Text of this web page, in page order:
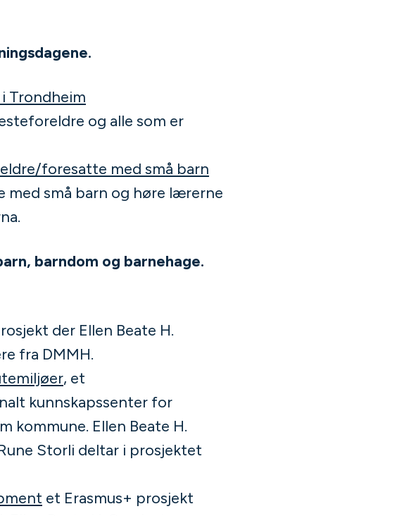
Trondheim
og alle som er
foresatte med små barn
med små barn og høre lærerne
barndom og barnehage.
der Ellen Beate H.
fra DMMH.
, et
kunnskapssenter for
kommune. Ellen Beate H.
Storli deltar i prosjektet
et Erasmus+ prosjekt